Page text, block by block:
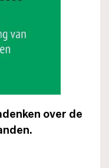
over de